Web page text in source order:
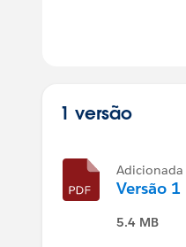
1 versão
Versão
5.4 MB